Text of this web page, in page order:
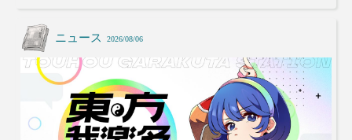
ニュース 2026/08/06